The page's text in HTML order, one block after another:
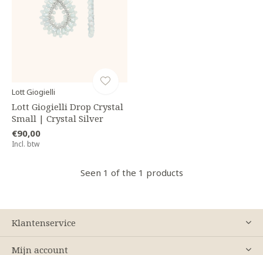
Lott Giogielli
Lott Giogielli Drop Crystal
Small | Crystal Silver
€90,00
Incl. btw
Seen 1 of the 1 products
Klantenservice
Mijn account